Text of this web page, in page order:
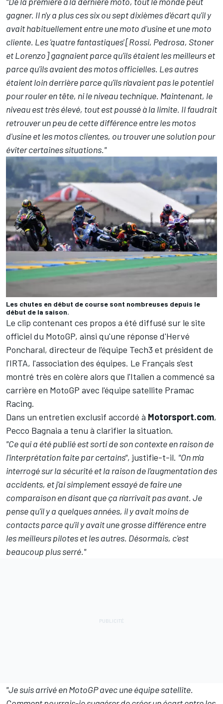
gagner. Il n'y a plus ces six ou sept dixièmes d'écart qu'il y
avait habituellement entre une moto d'usine et une moto
cliente. Les 'quatre fantastiques' [Rossi, Pedrosa, Stoner
et Lorenzo] gagnaient parce qu'ils étaient les meilleurs et
parce qu'ils avaient des motos officielles. Les autres
étaient loin derrière parce qu'ils n'avaient pas le potentiel
pour rouler en tête, ni le niveau technique. Maintenant, le
niveau est très élevé, tout est poussé à la limite. Il faudrait
retrouver un peu de cette différence entre les motos
d'usine et les motos clientes, ou trouver une solution pour
éviter certaines situations."
Les chutes en début de course sont nombreuses depuis le
début de la saison.
Le clip contenant ces propos a été diffusé sur le site
officiel du MotoGP, ainsi qu'une réponse d'Hervé
Poncharal, directeur de l'équipe Tech3 et président de
l'IRTA, l'association des équipes. Le Français s'est
montré très en colère alors que l'Italien a commencé sa
carrière en MotoGP avec l'équipe satellite Pramac
Racing.
Dans un entretien exclusif accordé à Motorsport.com,
Pecco Bagnaia a tenu à clarifier la situation.
"Ce qui a été publié est sorti de son contexte en raison de
l'interprétation faite par certains", justifie-t-il. "On m'a
interrogé sur la sécurité et la raison de l'augmentation des
accidents, et j'ai simplement essayé de faire une
comparaison en disant que ça n'arrivait pas avant. Je
pense qu'il y a quelques années, il y avait moins de
contacts parce qu'il y avait une grosse différence entre
les meilleurs pilotes et les autres. Désormais, c'est
beaucoup plus serré."
"Je suis arrivé en MotoGP avec une équipe satellite.